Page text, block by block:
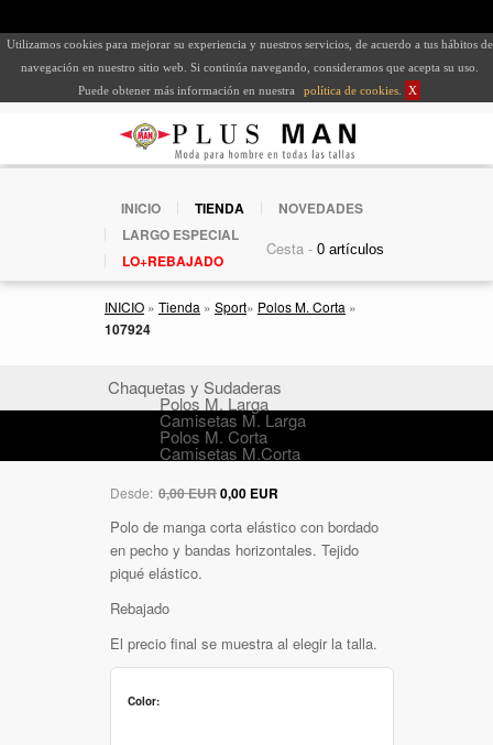
Utilizamos cookies para mejorar su experiencia y nuestros servicios, de acuerdo a tus hábitos de
navegación en nuestro sitio web. Si continúa navegando, consideramos que acepta su uso.
Puede obtener más información en nuestra
política de cookies X
INICIO TIENDA
NOVEDADES
LARGO ESPECIAL
LO+REBAJADO
Cesta -
INICIO » Tienda » Sport» Polos M. Corta »
107924
Chaquetas y Sudaderas
Polos M. Larga
Camisetas M. Larga
Polos M. Corta
Camisetas M.Corta
Desde: 0,00 EUR0,00 EUR
Polo de manga corta elástico con bordado
en pecho y bandas horizontales. Tejido
piqué elástico.
Rebajado
El precio final se muestra al elegir la talla.
Color: